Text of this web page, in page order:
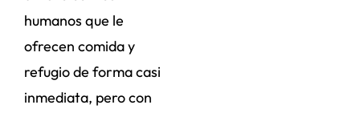
humanos que le
ofrecen comida y
refugio de forma casi
inmediata, pero con